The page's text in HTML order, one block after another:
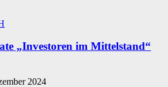
„Investoren im Mittelstand“
2024